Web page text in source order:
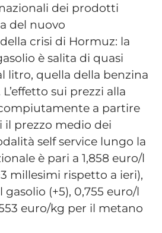
dei prodotti
del nuovo
crisi di Hormuz: la
è salita di quasi
litro, quella della benzina
sui prezzi alla
a partire
il prezzo medio dei
self service lungo la
è pari a 1,858 euro/l
millesimi rispetto a ieri),
gasolio (+5), 0,755 euro/l
euro/kg per il metano